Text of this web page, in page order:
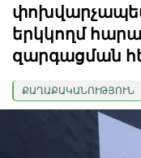
երկկողմ
զարգացման
ՔԱՂԱՔԱԿԱՆՈՒԹՅՈՒՆ